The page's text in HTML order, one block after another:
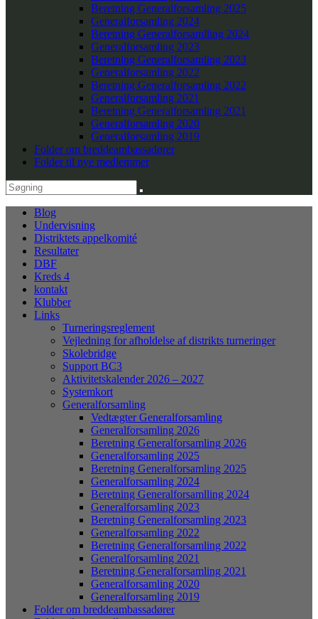
Beretning Generalforsamling 2025
Generalforsamling 2024
Beretning Generalforsamlling 2024
Generalforsamling 2023
Beretning Generalforsamling 2023
Generalforsamling 2022
Beretning Generalforsamling 2022
Generalforsamling 2021
Beretning Generalforsamling 2021
Generalforsamling 2020
Generalforsamling 2019
Folder om breddeambassadører
Folder til nye medlemmer
Blog
Undervisning
Distriktets appelkomité
Resultater
DBF
Kreds 4
kontakt
Klubber
Links
Turneringsreglement
Vejledning for afholdelse af distrikts turneringer
Skolebridge
Support BC3
Aktivitetskalender 2026 – 2027
Systemkort
Generalforsamling
Vedtægter Generalforsamling
Generalforsamling 2026
Beretning Generalforsamling 2026
Generalforsamling 2025
Beretning Generalforsamling 2025
Generalforsamling 2024
Beretning Generalforsamlling 2024
Generalforsamling 2023
Beretning Generalforsamling 2023
Generalforsamling 2022
Beretning Generalforsamling 2022
Generalforsamling 2021
Beretning Generalforsamling 2021
Generalforsamling 2020
Generalforsamling 2019
Folder om breddeambassadører